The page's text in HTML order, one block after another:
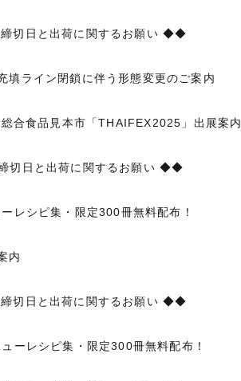
切日と出荷に関するお願い ◆◆
填ライン閉鎖に伴う形態変更のご案内
合食品見本市「THAIFEX2025」出展案内
切日と出荷に関するお願い ◆◆
レシピ集・限定300冊無料配布！
内
切日と出荷に関するお願い ◆◆
ーレシピ集・限定300冊無料配布！